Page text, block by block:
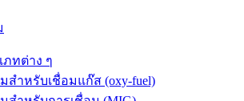
ภทต่าง ๆ
สำหรับเชื่อมแก๊ส (oxy-fuel)